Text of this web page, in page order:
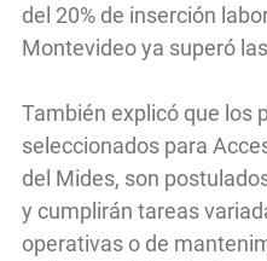
del 20% de inserción
Montevideo ya superó
También explicó que los
seleccionados para
del Mides, son
y cumplirán tareas
operativas o de